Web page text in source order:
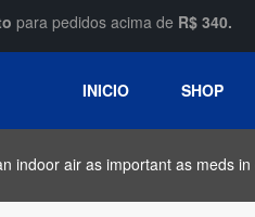
para pedidos acima de R$ 340.
INICIO SHOP
indoor air as important as meds